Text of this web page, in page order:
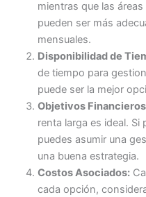
mientras que las
pueden ser más
mensuales.
Disponibilidad de
de tiempo para
puede ser la mejor
Objetivos Financieros
renta larga es ideal.
puedes asumir una
una buena estrategia.
Costos Asociados:
cada opción,